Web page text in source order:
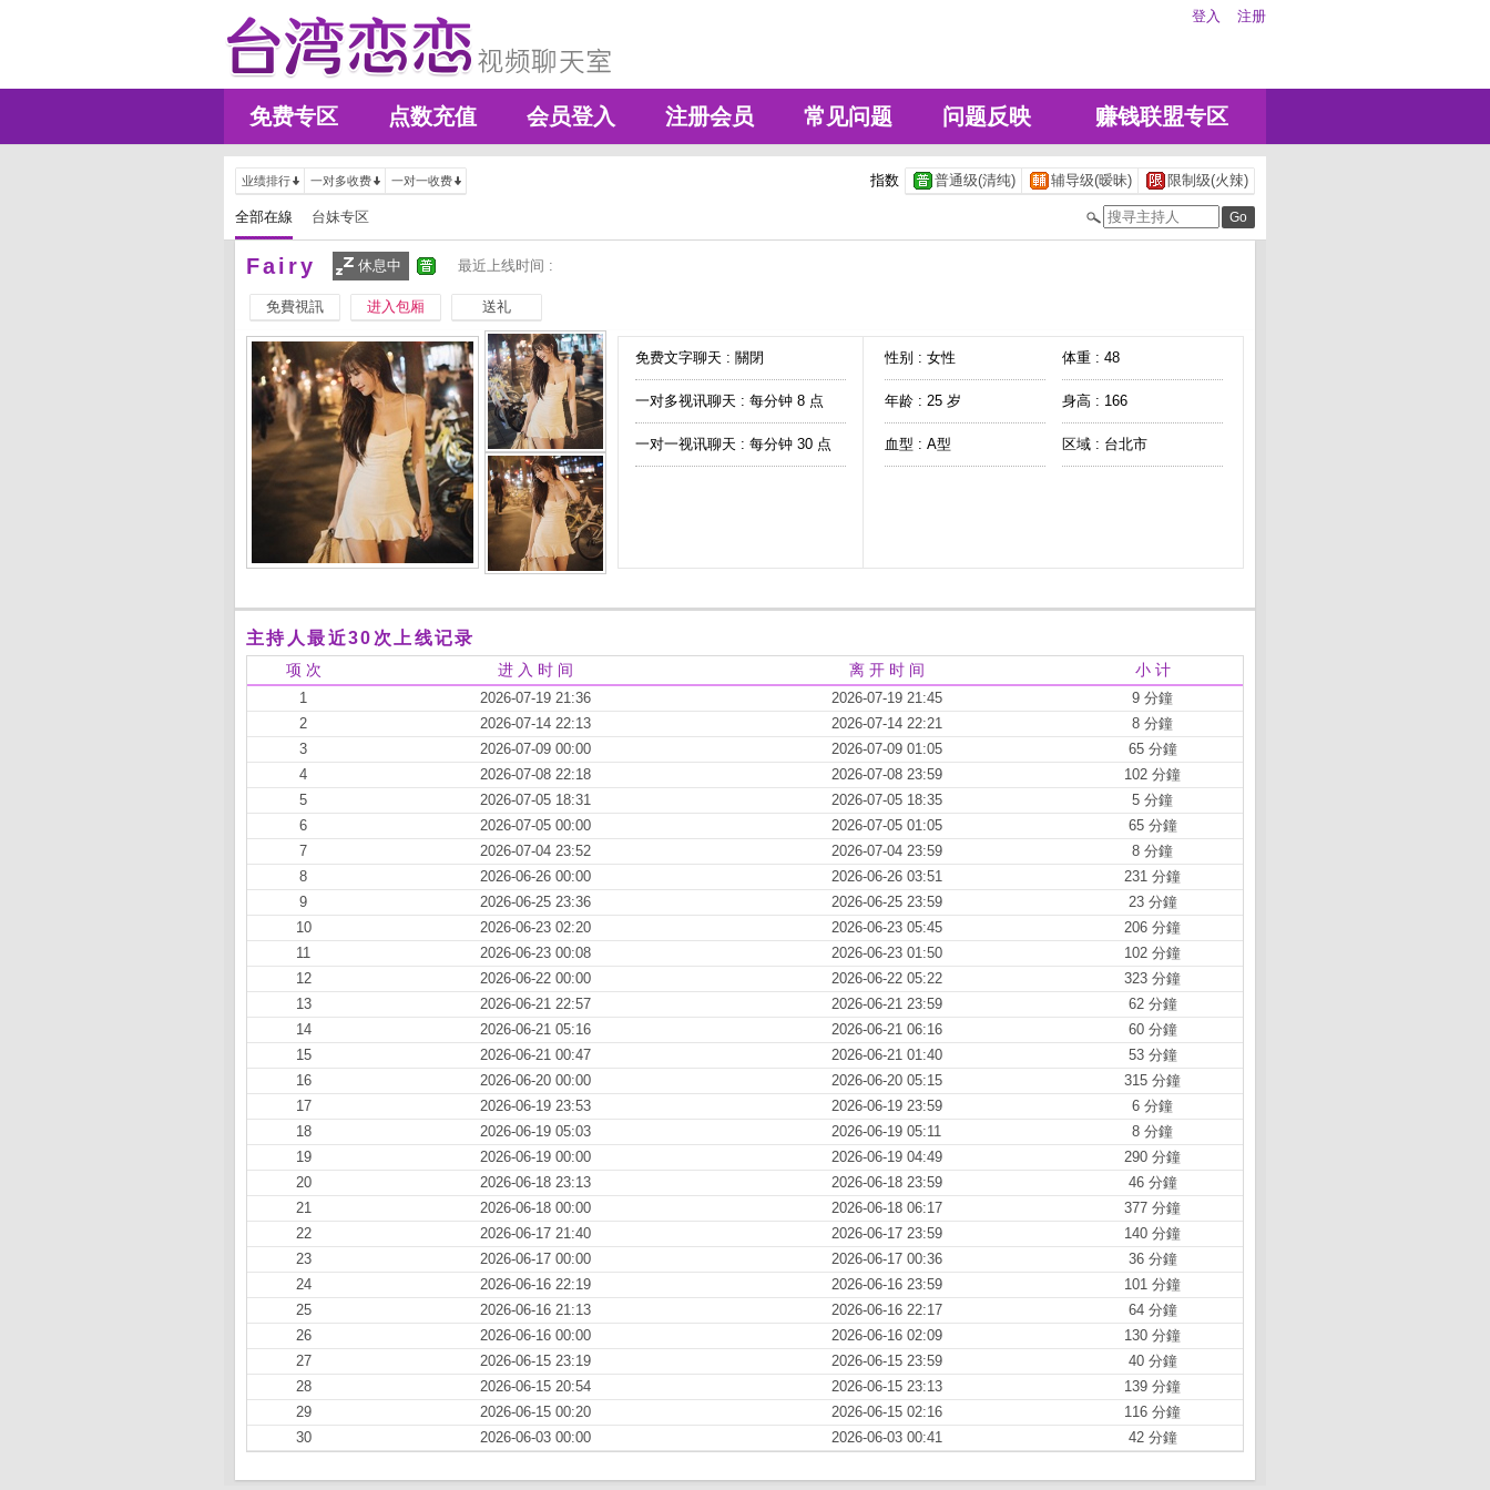
登入 注册
免费专区 点数充值 会员登入 注册会员 常见问题 问题反映 赚钱联盟专区
业绩排行 一对多收费 一对一收费 指数 普通级(清纯) 辅导级(暧昧) 限制级(火辣)
全部在線 台妹专区
Fairy 休息中 最近上线时间 :
免費視訊 进入包厢 送礼
免费文字聊天 : 關閉
一对多视讯聊天 : 每分钟 8 点
一对一视讯聊天 : 每分钟 30 点
性别 : 女性 体重 : 48
年龄 : 25 岁 身高 : 166
血型 : A型 区域 : 台北市
主持人最近30次上线记录
项 次 进 入 时 间 离 开 时 间 小 计
1 2026-07-19 21:36 2026-07-19 21:45
9 分鐘
2
2026-07-14 22:13 2026-07-14 22:21
8 分鐘
3
2026-07-09 00:00 2026-07-09 01:05
65 分鐘
4
2026-07-08 22:18 2026-07-08 23:59
102 分鐘
5
2026-07-05 18:31 2026-07-05 18:35
5 分鐘
6
2026-07-05 00:00 2026-07-05 01:05
65 分鐘
7
2026-07-04 23:52 2026-07-04 23:59
8 分鐘
8
2026-06-26 00:00 2026-06-26 03:51
231 分鐘
9
2026-06-25 23:36 2026-06-25 23:59
23 分鐘
10
2026-06-23 02:20 2026-06-23 05:45
206 分鐘
11
2026-06-23 00:08 2026-06-23 01:50
102 分鐘
12
2026-06-22 00:00 2026-06-22 05:22
323 分鐘
13
2026-06-21 22:57 2026-06-21 23:59
62 分鐘
14
2026-06-21 05:16 2026-06-21 06:16
60 分鐘
15
2026-06-21 00:47 2026-06-21 01:40
53 分鐘
16
2026-06-20 00:00 2026-06-20 05:15
315 分鐘
17
2026-06-19 23:53 2026-06-19 23:59
6 分鐘
18
2026-06-19 05:03 2026-06-19 05:11
8 分鐘
19
2026-06-19 00:00 2026-06-19 04:49
290 分鐘
20
2026-06-18 23:13 2026-06-18 23:59
46 分鐘
21
2026-06-18 00:00 2026-06-18 06:17
377 分鐘
22
2026-06-17 21:40 2026-06-17 23:59
140 分鐘
23
2026-06-17 00:00 2026-06-17 00:36
36 分鐘
24
2026-06-16 22:19 2026-06-16 23:59
101 分鐘
25
2026-06-16 21:13 2026-06-16 22:17
64 分鐘
26
2026-06-16 00:00 2026-06-16 02:09
130 分鐘
27
2026-06-15 23:19 2026-06-15 23:59
40 分鐘
28
2026-06-15 20:54 2026-06-15 23:13
139 分鐘
29
2026-06-15 00:20 2026-06-15 02:16
116 分鐘
30
2026-06-03 00:00 2026-06-03 00:41 42 分鐘